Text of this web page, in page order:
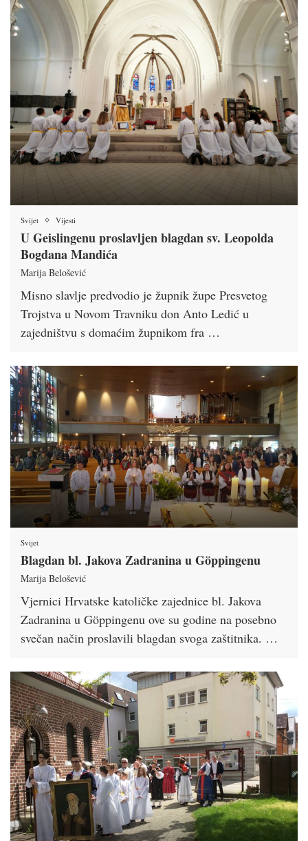
Svijet Vijesti
U Geislingenu proslavljen blagdan sv. Leopolda
Bogdana Mandića
Marija Belošević
Misno slavlje predvodio je župnik župe Presvetog
Trojstva u Novom Travniku don Anto Ledić u
zajedništvu s domaćim župnikom fra …
Svijet
Blagdan bl. Jakova Zadranina u Göppingenu
Marija Belošević
Vjernici Hrvatske katoličke zajednice bl. Jakova
Zadranina u Göppingenu ove su godine na posebno
svečan način proslavili blagdan svoga zaštitnika. …